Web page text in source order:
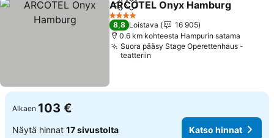
Jaa Lisää suosikkeihin
ARCOTEL Onyx Hamburg
4 Tähtiluokitus
8,8 Loistava
16 905
0.6 km kohteesta Hampurin satama
Suora pääsy Stage Operettenhaus -
teatteriin
Alkaen 103 €
Näytä hinnat 17 sivustolta Katso hinnat